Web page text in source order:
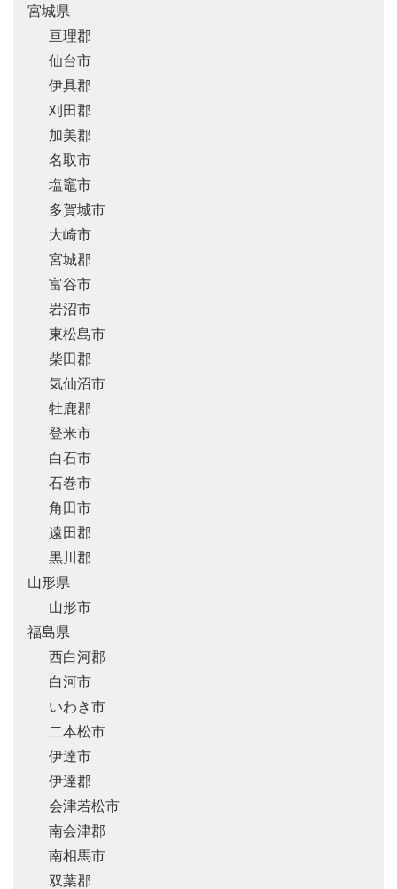
宮城県
亘理郡
仙台市
伊具郡
刈田郡
加美郡
名取市
塩竈市
多賀城市
大崎市
宮城郡
富谷市
岩沼市
東松島市
柴田郡
気仙沼市
牡鹿郡
登米市
白石市
石巻市
角田市
遠田郡
黒川郡
山形県
山形市
福島県
西白河郡
白河市
いわき市
二本松市
伊達市
伊達郡
会津若松市
南会津郡
南相馬市
双葉郡